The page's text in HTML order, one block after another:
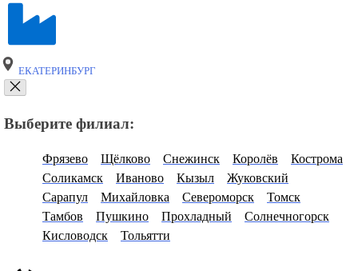
ЕКАТЕРИНБУРГ
Выберите филиал:
Фрязево Щёлково Снежинск Королёв
Кострома
Соликамск
Иваново Кызыл
Жуковский
Сарапул
Михайловка Североморск
Томск
Тамбов
Пушкино Прохладный
Солнечногорск
Кисловодск
Тольятти